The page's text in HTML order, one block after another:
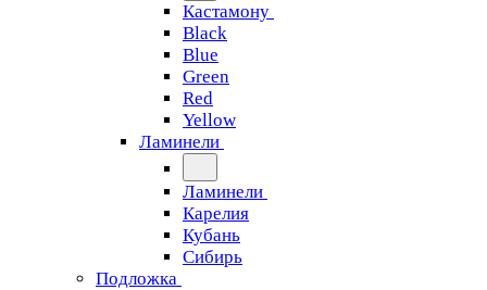
Кастамону
Black
Blue
Green
Red
Yellow
Ламинели
Ламинели
Карелия
Кубань
Сибирь
Подложка